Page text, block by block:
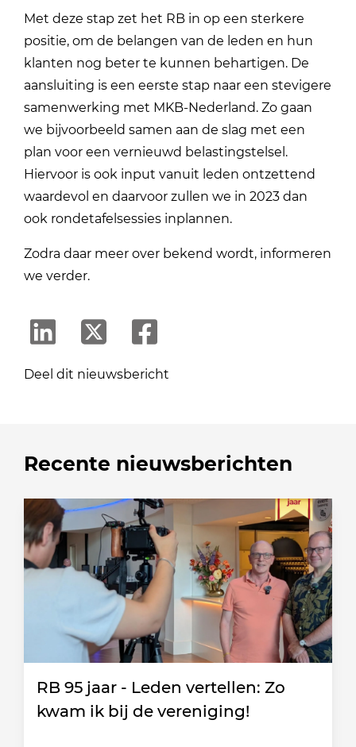
Met deze stap zet het RB in op een sterkere
positie, om de belangen van de leden en hun
klanten nog beter te kunnen behartigen. De
aansluiting is een eerste stap naar een stevigere
samenwerking met MKB-Nederland. Zo gaan
we bijvoorbeeld samen aan de slag met een
plan voor een vernieuwd belastingstelsel.
Hiervoor is ook input vanuit leden ontzettend
waardevol en daarvoor zullen we in 2023 dan
ook rondetafelsessies inplannen.
Zodra daar meer over bekend wordt, informeren
we verder.
Deel dit nieuwsbericht
Recente nieuwsberichten
RB 95 jaar - Leden vertellen: Zo
kwam ik bij de vereniging!